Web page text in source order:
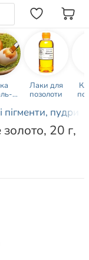
Лаки для
позолоти
пігменти, пудри
20 г,